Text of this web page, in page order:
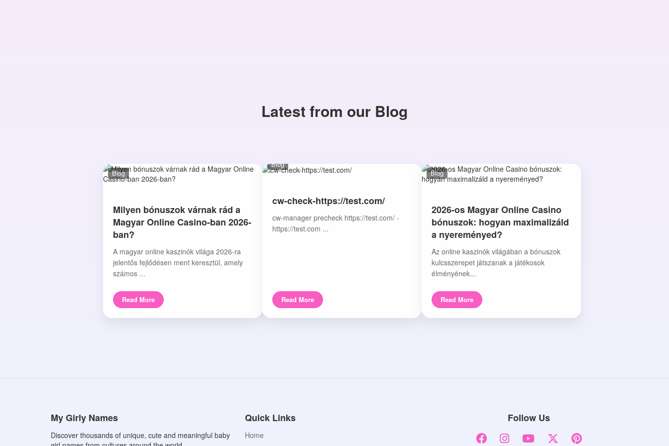
Latest from our Blog
Blog
Milyen bónuszok várnak rád a
Magyar Online Casino-ban 2026-
ban?
A magyar online kaszinók világa 2026-ra
jelentős fejlődésen ment keresztül, amely
számos ...
Read More
Blog
cw-check-https://test.com/
cw-manager precheck https://test.com/ -
https://test.com ...
Read More
Blog
2026-os Magyar Online Casino
bónuszok: hogyan maximalizáld
a nyereményed?
Az online kaszinók világában a bónuszok
kulcsszerepet játszanak a játékosok
élményének...
Read More
My Girly Names
Discover thousands of unique, cute and meaningful baby
Quick Links
Home
Follow Us